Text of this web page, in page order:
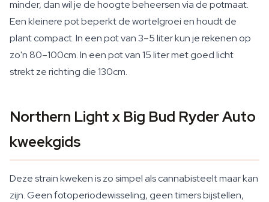
minder, dan wil je de hoogte beheersen via de potmaat.
Een kleinere pot beperkt de wortelgroei en houdt de
plant compact. In een pot van 3–5 liter kun je rekenen op
zo'n 80–100cm. In een pot van 15 liter met goed licht
strekt ze richting die 130cm.
Northern Light x Big Bud Ryder Auto
kweekgids
Deze strain kweken is zo simpel als cannabisteelt maar kan
zijn. Geen fotoperiodewisseling, geen timers bijstellen,